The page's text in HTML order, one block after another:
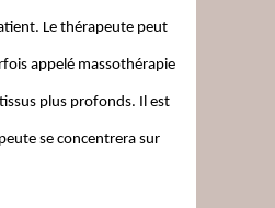
Le thérapeute peut
appelé massothérapie
plus profonds. Il est
se concentrera sur